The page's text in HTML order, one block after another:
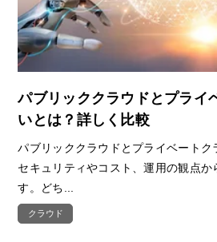
パブリッククラウドとプライ
いとは？詳しく比較
パブリッククラウドとプライベートク
セキュリティやコスト、運用の観点か
す。どち...
クラウド